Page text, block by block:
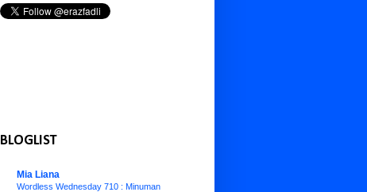
BLOGLIST
Mia Liana
Wordless Wednesday 710 : Minuman